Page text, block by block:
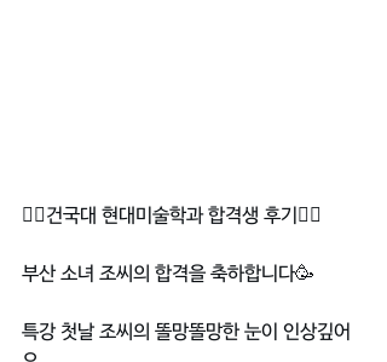
❤️‍🔥건국대 현대미술학과 합격생 후기❤️‍🔥
부산 소녀 조씨의 합격을 축하합니다🥳
특강 첫날 조씨의 똘망똘망한 눈이 인상깊어